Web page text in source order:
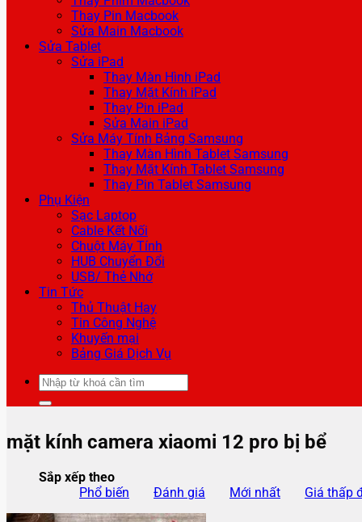
Thay Pin Macbook
Sửa Main Macbook
Sửa Tablet
Sửa iPad
Thay Màn Hình iPad
Thay Mặt Kính iPad
Thay Pin iPad
Sửa Main iPad
Sửa Máy Tính Bảng Samsung
Thay Màn Hình Tablet Samsung
Thay Mặt Kính Tablet Samsung
Thay Pin Tablet Samsung
Phụ Kiện
Sạc Laptop
Cable Kết Nối
Chuột Máy Tính
HUB Chuyển Đổi
USB/ Thẻ Nhớ
Tin Tức
Thủ Thuật Hay
Tin Công Nghệ
Khuyến mại
Bảng Giá Dịch Vụ
Tìm
kiếm:
mặt kính camera xiaomi 12 pro bị bể
Sắp xếp theo
Phổ biến
Đánh giá Mới nhất Giá thấp